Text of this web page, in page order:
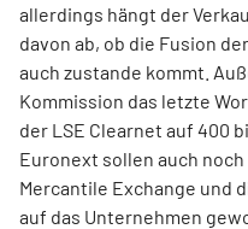
allerdings hängt der
davon ab, ob die Fusion
auch zustande kommt.
Kommission das letzte
der LSE Clearnet auf 400
Euronext sollen auch
Mercantile Exchange und
auf das Unternehmen